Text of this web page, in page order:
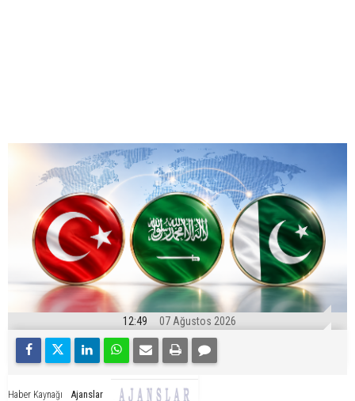
12:49 07 Ağustos 2026
Haber Kaynağı Ajanslar